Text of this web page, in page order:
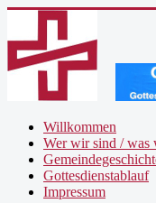
Willkommen
Wer wir sind / was
Gottesdienstablauf
Impressum